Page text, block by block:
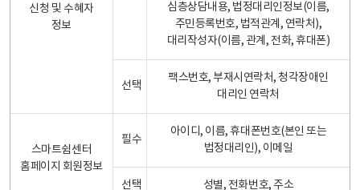
신청 및 수혜자
정보
심층상담내용, 법정대리인정보(이름,
주민등록번호, 법적관계, 연락처),
대리작성자(이름, 관계, 전화, 휴대폰)
선택
팩스번호, 부재시연락처, 청각장애인
대리인 연락처
스마트쉼센터
홈페이지 회원정보
필수
아이디, 이름, 휴대폰번호(본인 또는
법정대리인), 이메일
선택 성별, 전화번호, 주소